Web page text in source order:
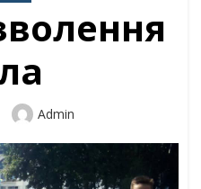
Author
Admin